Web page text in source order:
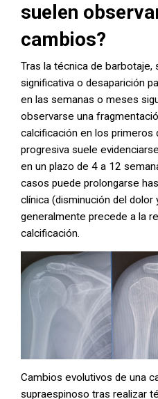
suelen
cambios?
Tras la técnica de barbotaje,
significativa o desaparición
en las semanas o meses
observarse una
calcificación en los primeros
progresiva suele
en un plazo de 4 a 12
casos puede prolongarse
clínica (disminución del dolor
generalmente precede a la
calcificación.
Cambios evolutivos de una
supraespinoso tras realizar